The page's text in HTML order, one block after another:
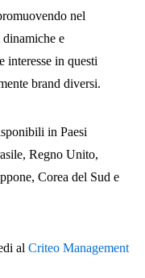
nel
e
interesse in questi
brand diversi.
in Paesi
Regno Unito,
Corea del Sud e
al Criteo Management